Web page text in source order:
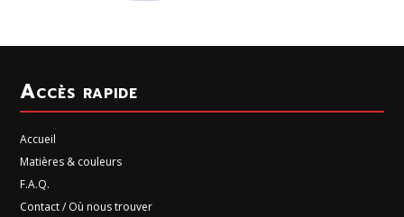
Accès rapide
Accueil
Matières & couleurs
F.A.Q.
Contact / Où nous trouver